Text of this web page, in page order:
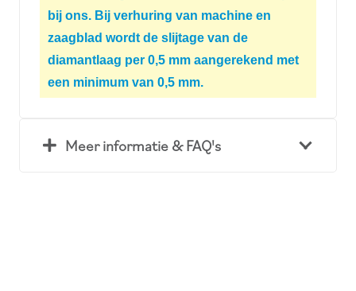
bij ons. Bij verhuring van machine en
zaagblad wordt de slijtage van de
diamantlaag per 0,5 mm aangerekend met
een minimum van 0,5 mm.
Meer informatie & FAQ's